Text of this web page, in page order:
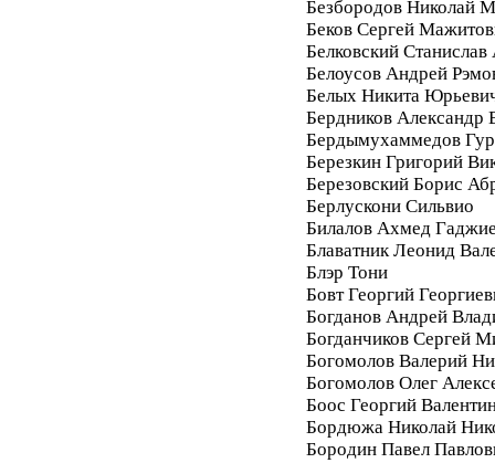
Безбородов Николай
Беков Сергей
Белковский
Белоусов Андрей
Белых Никита
Бердников Александр
Бердымухаммедов
Березкин Григорий
Березовский Борис
Берлускони Сильвио
Билалов Ахмед
Блаватник Леонид
Блэр Тони
Бовт Георгий
Богданов Андрей
Богданчиков Сергей
Богомолов Валерий
Богомолов Олег
Боос Георгий
Бордюжа Николай
Бородин Павел